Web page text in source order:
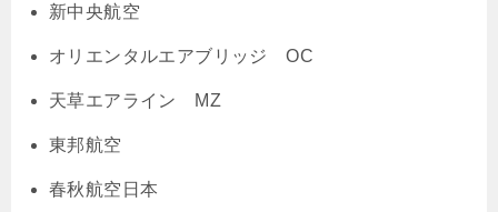
新中央航空
オリエンタルエアブリッジ OC
天草エアライン MZ
東邦航空
春秋航空日本